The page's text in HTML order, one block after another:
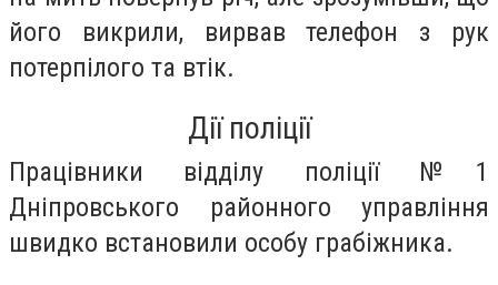
його викрили, вирвав телефон з рук
потерпілого та втік.
Дії поліції
Працівники відділу поліції №1
Дніпровського районного управління
швидко встановили особу грабіжника.